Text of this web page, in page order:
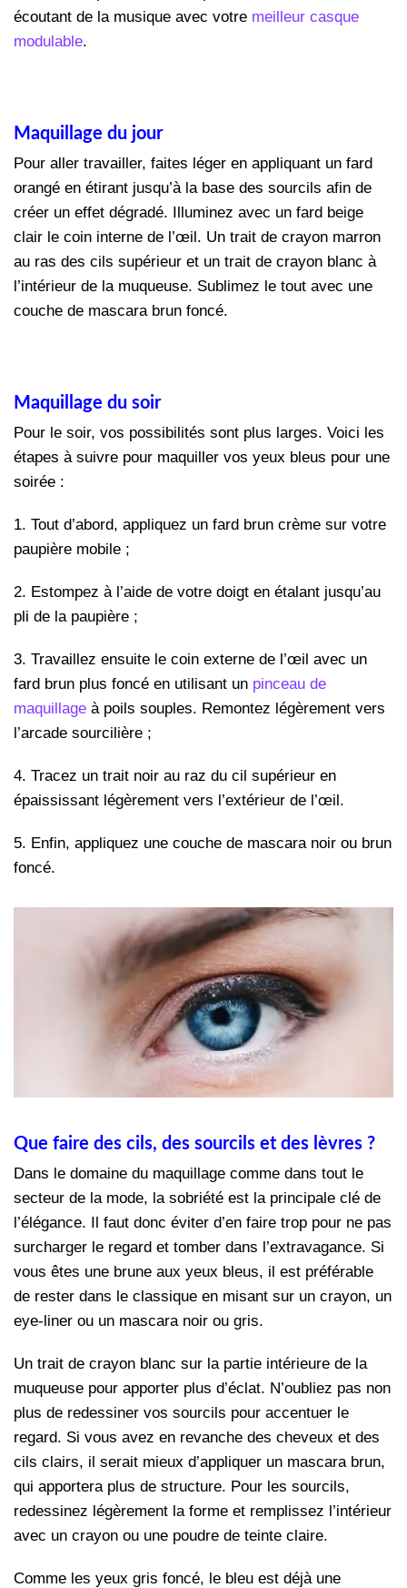
écoutant de la musique avec votre meilleur casque
modulable.
Maquillage du jour
Pour aller travailler, faites léger en appliquant un fard
orangé en étirant jusqu’à la base des sourcils afin de
créer un effet dégradé. Illuminez avec un fard beige
clair le coin interne de l’œil. Un trait de crayon marron
au ras des cils supérieur et un trait de crayon blanc à
l’intérieur de la muqueuse. Sublimez le tout avec une
couche de mascara brun foncé.
Maquillage du soir
Pour le soir, vos possibilités sont plus larges. Voici les
étapes à suivre pour maquiller vos yeux bleus pour une
soirée :
1. Tout d’abord, appliquez un fard brun crème sur votre
paupière mobile ;
2. Estompez à l’aide de votre doigt en étalant jusqu’au
pli de la paupière ;
3. Travaillez ensuite le coin externe de l’œil avec un
fard brun plus foncé en utilisant un pinceau de
maquillage à poils souples. Remontez légèrement vers
l’arcade sourcilière ;
4. Tracez un trait noir au raz du cil supérieur en
épaississant légèrement vers l’extérieur de l’œil.
5. Enfin, appliquez une couche de mascara noir ou brun
foncé.
Que faire des cils, des sourcils et des lèvres ?
Dans le domaine du maquillage comme dans tout le
secteur de la mode, la sobriété est la principale clé de
l’élégance. Il faut donc éviter d’en faire trop pour ne pas
surcharger le regard et tomber dans l’extravagance. Si
vous êtes une brune aux yeux bleus, il est préférable
de rester dans le classique en misant sur un crayon, un
eye-liner ou un mascara noir ou gris.
Un trait de crayon blanc sur la partie intérieure de la
muqueuse pour apporter plus d’éclat. N’oubliez pas non
plus de redessiner vos sourcils pour accentuer le
regard. Si vous avez en revanche des cheveux et des
cils clairs, il serait mieux d’appliquer un mascara brun,
qui apportera plus de structure. Pour les sourcils,
redessinez légèrement la forme et remplissez l’intérieur
avec un crayon ou une poudre de teinte claire.
Comme les yeux gris foncé, le bleu est déjà une